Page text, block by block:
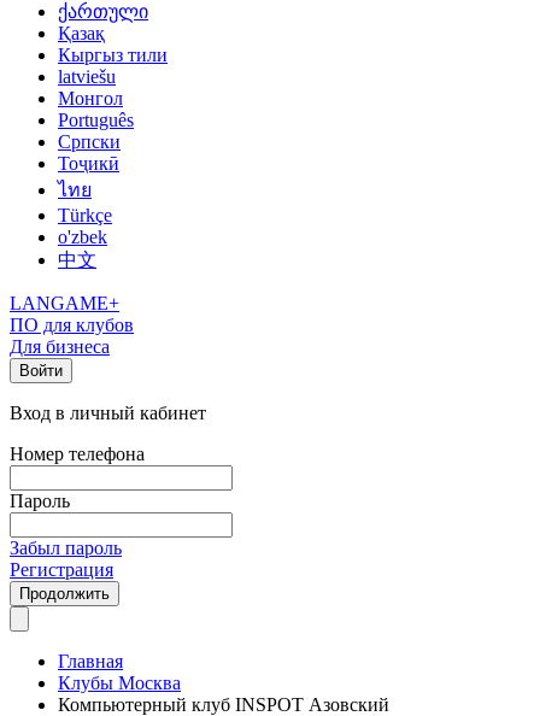
ქართული
Қазақ
Кыргыз тили
latviešu
Монгол
Português
Српски
Тоҷикӣ
ไทย
Türkçe
o'zbek
中文
LANGAME+
ПО для клубов
Для бизнеса
Войти
Вход в личный кабинет
Номер телефона
Пароль
Забыл пароль
Регистрация
Продолжить
Главная
Клубы Москва
Компьютерный клуб INSPOT Азовский